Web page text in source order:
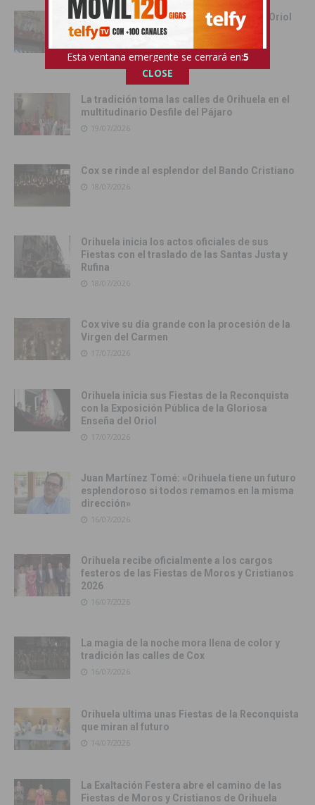
Orihuela despide la Gloriosa Enseña del Oriol
hasta el próximo año con su tradicional
retirada
19/07/2026
La tradición toma las calles de Orihuela en el
multitudinario Desfile del Pájaro
19/07/2026
Cox se rinde al esplendor del Bando Cristiano
18/07/2026
Orihuela inicia los actos oficiales de sus
Fiestas con el traslado de las Santas Justa y
Rufina
18/07/2026
Cox vive su día grande con la procesión de la
Virgen del Carmen
17/07/2026
Orihuela inicia sus Fiestas de la Reconquista
con la Exposición Pública de la Gloriosa
Enseña del Oriol
17/07/2026
Juan Martínez Tomé: «Orihuela tiene un futuro
esplendoroso si todos remamos en la misma
dirección»
16/07/2026
Orihuela recibe oficialmente a los cargos
festeros de las Fiestas de Moros y Cristianos
2026
16/07/2026
La magia de la noche mora llena de color y
tradición las calles de Cox
16/07/2026
Orihuela ultima unas Fiestas de la Reconquista
que miran al futuro
14/07/2026
La Exaltación Festera abre el camino de las
Fiestas de Moros y Cristianos de Orihuela
Esta ventana emergente se cerrará en:4
CLOSE